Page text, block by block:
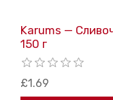
Karums —
150 г
£1.69